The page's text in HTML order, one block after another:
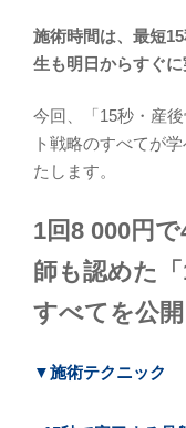
施術時間は、最短
生も明日からすぐに
今回、「15秒・産
ト戦略のすべてが
たします。
1回8 000円
師も認めた
すべてを公開
▼施術テクニック